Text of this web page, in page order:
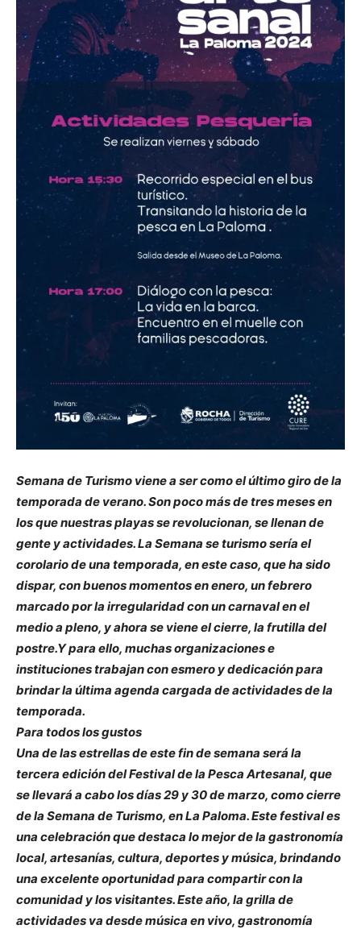
Semana de Turismo viene a ser como el último giro de la
temporada de verano. Son poco más de tres meses en
los que nuestras playas se revolucionan, se llenan de
gente y actividades. La Semana se turismo sería el
corolario de una temporada, en este caso, que ha sido
dispar, con buenos momentos en enero, un febrero
marcado por la irregularidad con un carnaval en el
medio a pleno, y ahora se viene el cierre, la frutilla del
postre.Y para ello, muchas organizaciones e
instituciones trabajan con esmero y dedicación para
brindar la última agenda cargada de actividades de la
temporada.
Para todos los gustos
Una de las estrellas de este fin de semana será la
tercera edición del Festival de la Pesca Artesanal, que
se llevará a cabo los días 29 y 30 de marzo, como cierre
de la Semana de Turismo, en La Paloma. Este festival es
una celebración que destaca lo mejor de la gastronomía
local, artesanías, cultura, deportes y música, brindando
una excelente oportunidad para compartir con la
comunidad y los visitantes. Este año, la grilla de
actividades va desde música en vivo, gastronomía